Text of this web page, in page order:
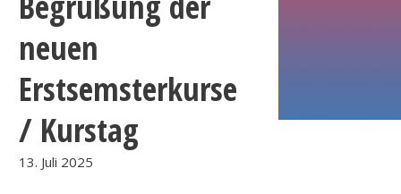
neuen
Erstsemsterkurse
/ Kurstag
13. Juli 2025